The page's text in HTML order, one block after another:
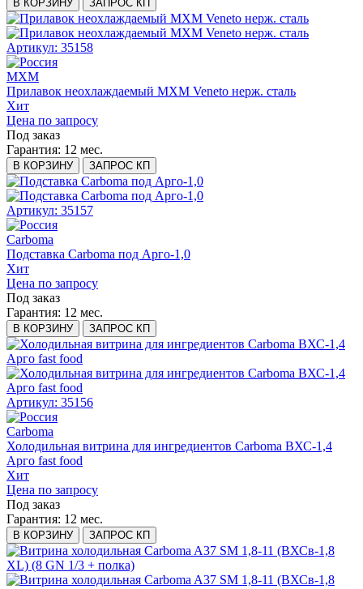
В КОРЗИНУ ЗАПРОС КП
Артикул: 35158
МХМ
Прилавок неохлаждаемый МХМ Veneto нерж. сталь
Хит
Цена по запросу
Под заказ
Гарантия: 12 мес.
В КОРЗИНУ ЗАПРОС КП
Артикул: 35157
Carboma
Подставка Carboma под Арго-1,0
Хит
Цена по запросу
Под заказ
Гарантия: 12 мес.
В КОРЗИНУ ЗАПРОС КП
Артикул: 35156
Carboma
Холодильная витрина для ингредиентов Carboma ВХС-1,4
Арго fast food
Хит
Цена по запросу
Под заказ
Гарантия: 12 мес.
В КОРЗИНУ ЗАПРОС КП